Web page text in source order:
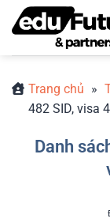
qua
Trang chủ »
482 SID, visa
Danh